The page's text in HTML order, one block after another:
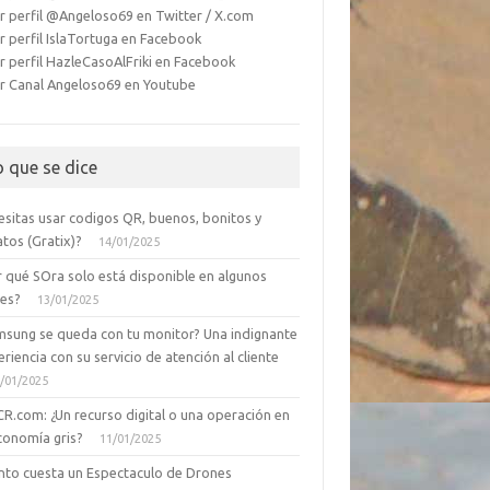
perfil @Angeloso69 en Twitter / X.com
perfil IslaTortuga en Facebook
perfil HazleCasoAlFriki en Facebook
Canal Angeloso69 en Youtube
que se dice
usar codigos QR, buenos, bonitos y
(Gratix)?
14/01/2025
qué SOra solo está disponible en algunos
13/01/2025
se queda con tu monitor? Una indignante
con su servicio de atención al cliente
01/2025
¿Un recurso digital o una operación en
gris?
11/01/2025
cuesta un Espectaculo de Drones